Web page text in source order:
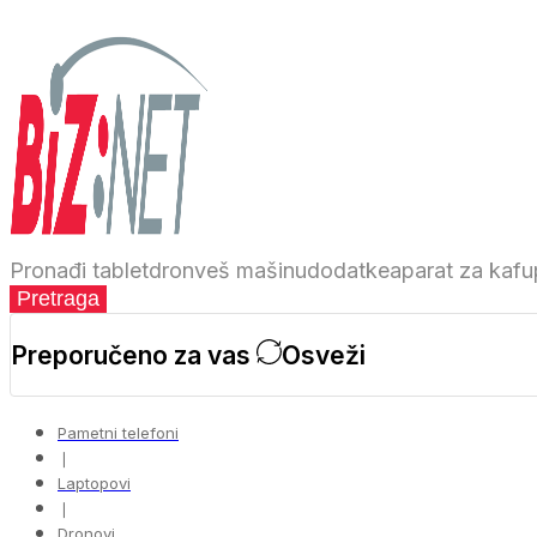
Pronađi tabletdronveš mašinudodatkeaparat za kafu
Pretraga
Preporučeno za vas Osveži
Pametni telefoni
❘
Laptopovi
❘